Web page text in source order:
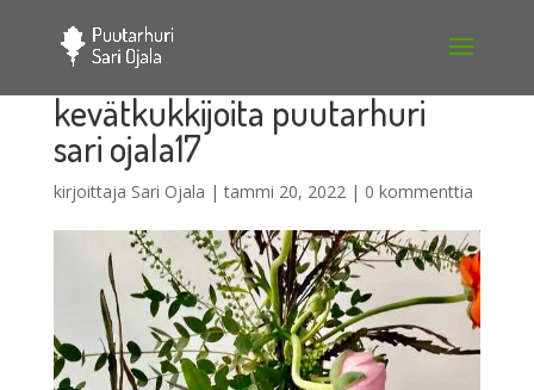
kevätkukkijoita puutarhuri
sari ojala17
kirjoittaja Sari Ojala |tammi 20, 2022| 0 kommenttia